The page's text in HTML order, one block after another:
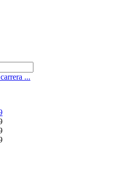
carrera ...